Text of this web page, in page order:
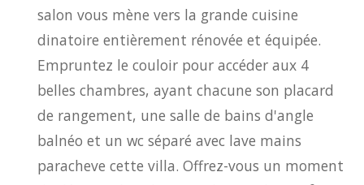
salon vous mène vers la grande cuisine
dinatoire entièrement rénovée et équipée.
Empruntez le couloir pour accéder aux 4
belles chambres, ayant chacune son placard
de rangement, une salle de bains d'angle
balnéo et un wc séparé avec lave mains
paracheve cette villa. Offrez-vous un moment